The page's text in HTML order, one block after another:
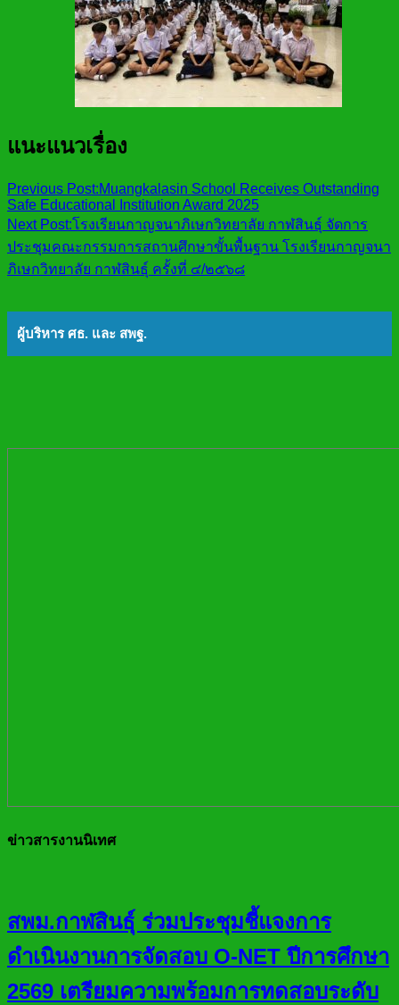
แนะแนวเรื่อง
Previous Post:Muangkalasin School Receives Outstanding
Safe Educational Institution Award 2025
Next Post:โรงเรียนกาญจนาภิเษกวิทยาลัย กาฬสินธุ์ จัดการ
ประชุมคณะกรรมการสถานศึกษาขั้นพื้นฐาน โรงเรียนกาญจนา
ภิเษกวิทยาลัย กาฬสินธุ์ ครั้งที่ ๔/๒๕๖๘
ผู้บริหาร ศธ. และ สพฐ.
ข่าวสารงานนิเทศ
สพม.กาฬสินธุ์ ร่วมประชุมชี้แจงการ
ดำเนินงานการจัดสอบ O-NET ปีการศึกษา
2569 เตรียมความพร้อมการทดสอบระดับ